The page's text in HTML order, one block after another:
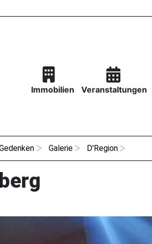
Immobilien Veranstaltungen
Galerie D'Region